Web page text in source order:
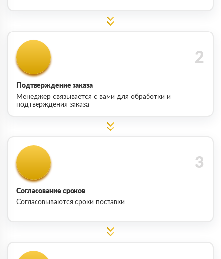
Подтверждение заказа
Менеджер связывается с вами для обработки и
подтверждения заказа
Согласование сроков
Согласовываются сроки поставки